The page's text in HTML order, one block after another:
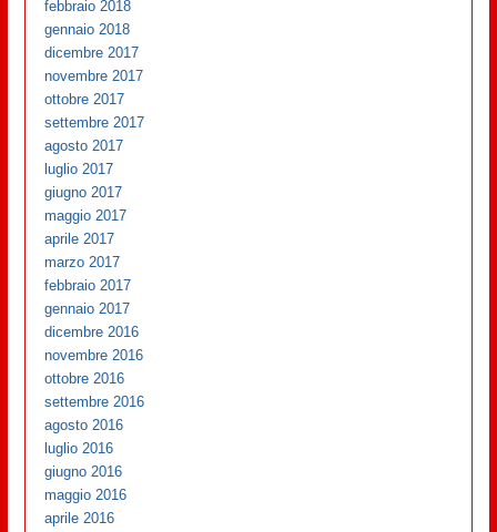
febbraio 2018
gennaio 2018
dicembre 2017
novembre 2017
ottobre 2017
settembre 2017
agosto 2017
luglio 2017
giugno 2017
maggio 2017
aprile 2017
marzo 2017
febbraio 2017
gennaio 2017
dicembre 2016
novembre 2016
ottobre 2016
settembre 2016
agosto 2016
luglio 2016
giugno 2016
maggio 2016
aprile 2016